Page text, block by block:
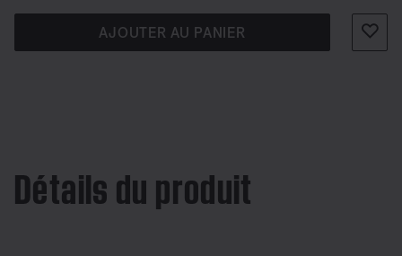
AJOUTER AU PANIER
Détails du produit